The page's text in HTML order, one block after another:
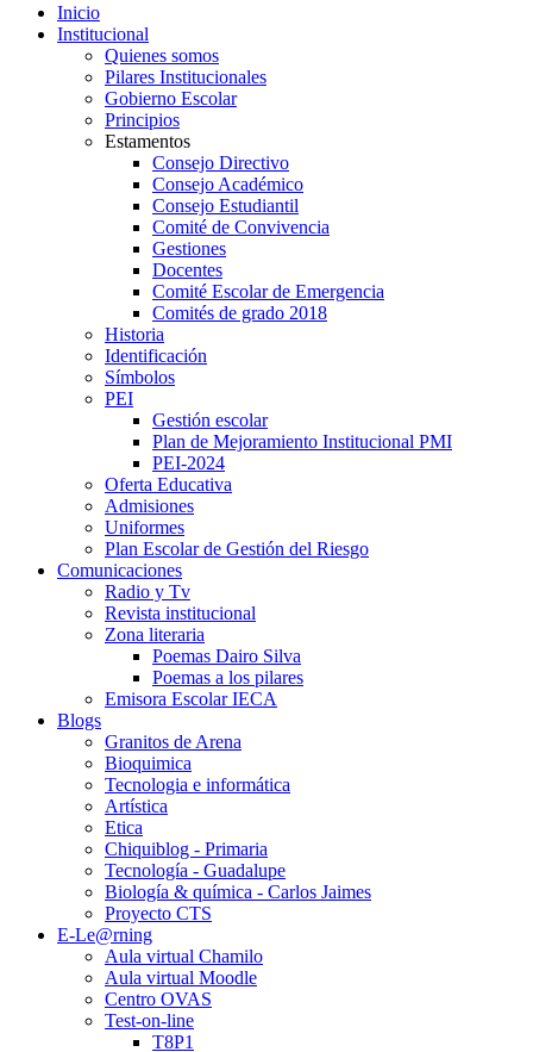
Inicio
Institucional
Quienes somos
Pilares Institucionales
Gobierno Escolar
Principios
Estamentos
Consejo Directivo
Consejo Académico
Consejo Estudiantil
Comité de Convivencia
Gestiones
Docentes
Comité Escolar de Emergencia
Comités de grado 2018
Historia
Identificación
Símbolos
PEI
Gestión escolar
Plan de Mejoramiento Institucional PMI
PEI-2024
Oferta Educativa
Admisiones
Uniformes
Plan Escolar de Gestión del Riesgo
Comunicaciones
Radio y Tv
Revista institucional
Zona literaria
Poemas Dairo Silva
Poemas a los pilares
Emisora Escolar IECA
Blogs
Granitos de Arena
Bioquimica
Tecnologia e informática
Artística
Etica
Chiquiblog - Primaria
Tecnología - Guadalupe
Biología & química - Carlos Jaimes
Proyecto CTS
E-Le@rning
Aula virtual Chamilo
Aula virtual Moodle
Centro OVAS
Test-on-line
T8P1